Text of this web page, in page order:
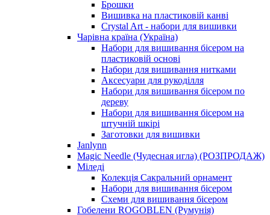
Брошки
Вишивка на пластиковій канві
Crystal Art - набори для вишивки
Чарівна країна (Україна)
Набори для вишивання бісером на
пластиковій основі
Набори для вишивання нитками
Аксесуари для рукоділля
Набори для вишивання бісером по
дереву
Набори для вишивання бісером на
штучній шкірі
Заготовки для вишивки
Janlynn
Magic Needle (Чудесная игла) (РОЗПРОДАЖ)
Міледі
Колекція Сакральний орнамент
Набори для вишивання бісером
Схеми для вишивання бісером
Гобелени ROGOBLEN (Румунія)